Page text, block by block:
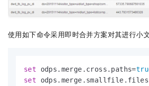
使用如下命令采用即时合并方案对其进行小文
set odps.merge.cross.paths=
set